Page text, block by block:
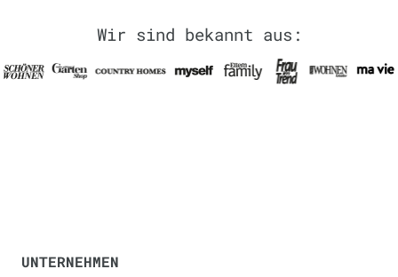
Wir sind bekannt aus:
UNTERNEHMEN